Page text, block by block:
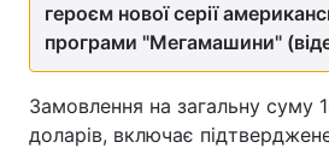
героєм нової серії
програми "Мегамашини"
Замовлення на загальну суму
доларів, включає